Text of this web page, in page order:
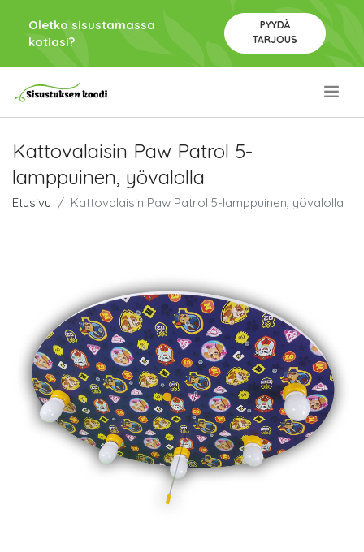
Oletko sisustamassa
kotiasi?
PYYDÄ
TARJOUS
Kattovalaisin Paw Patrol 5-
lamppuinen, yövalolla
Etusivu Kattovalaisin Paw Patrol 5-lamppuinen, yövalolla